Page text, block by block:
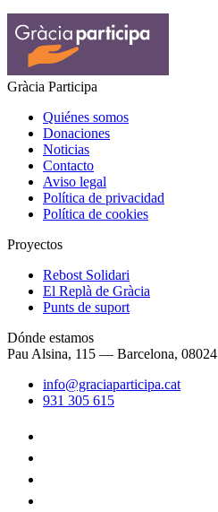
Gràcia Participa
Quiénes somos
Donaciones
Noticias
Contacto
Aviso legal
Política de privacidad
Política de cookies
Proyectos
Rebost Solidari
El Replà de Gràcia
Punts de suport
Dónde estamos
Pau Alsina, 115 — Barcelona, 08024
info@graciaparticipa.cat
931 305 615